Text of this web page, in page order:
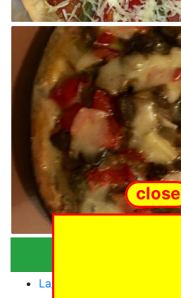
La_quotidienne_recette
close